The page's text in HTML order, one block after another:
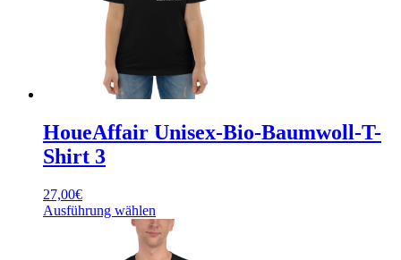
HoueAffair Unisex-Bio-Baumwoll-T-
Shirt 3
27,00€
Ausführung wählen
Produkt
weist